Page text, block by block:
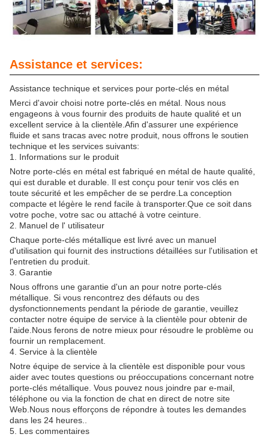
Assistance et services:
Assistance technique et services pour porte-clés en métal
Merci d'avoir choisi notre porte-clés en métal. Nous nous
engageons à vous fournir des produits de haute qualité et un
excellent service à la clientèle.Afin d'assurer une expérience
fluide et sans tracas avec notre produit, nous offrons le soutien
technique et les services suivants:
1. Informations sur le produit
Notre porte-clés en métal est fabriqué en métal de haute qualité,
qui est durable et durable. Il est conçu pour tenir vos clés en
toute sécurité et les empêcher de se perdre.La conception
compacte et légère le rend facile à transporter.Que ce soit dans
votre poche, votre sac ou attaché à votre ceinture.
2. Manuel de l' utilisateur
Chaque porte-clés métallique est livré avec un manuel
d'utilisation qui fournit des instructions détaillées sur l'utilisation et
l'entretien du produit.
3. Garantie
Nous offrons une garantie d'un an pour notre porte-clés
métallique. Si vous rencontrez des défauts ou des
dysfonctionnements pendant la période de garantie, veuillez
contacter notre équipe de service à la clientèle pour obtenir de
l'aide.Nous ferons de notre mieux pour résoudre le problème ou
fournir un remplacement.
4. Service à la clientèle
Notre équipe de service à la clientèle est disponible pour vous
aider avec toutes questions ou préoccupations concernant notre
porte-clés métallique. Vous pouvez nous joindre par e-mail,
téléphone ou via la fonction de chat en direct de notre site
Web.Nous nous efforçons de répondre à toutes les demandes
dans les 24 heures..
5. Les commentaires